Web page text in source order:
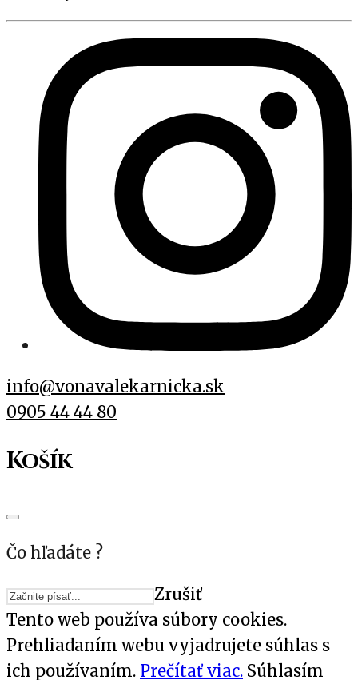
info@vonavalekarnicka.sk
0905 44 44 80
Košík
Čo hľadáte ?
Zrušiť
Tento web používa súbory cookies.
Prehliadaním webu vyjadrujete súhlas s
ich používaním. Prečítať viac. Súhlasím